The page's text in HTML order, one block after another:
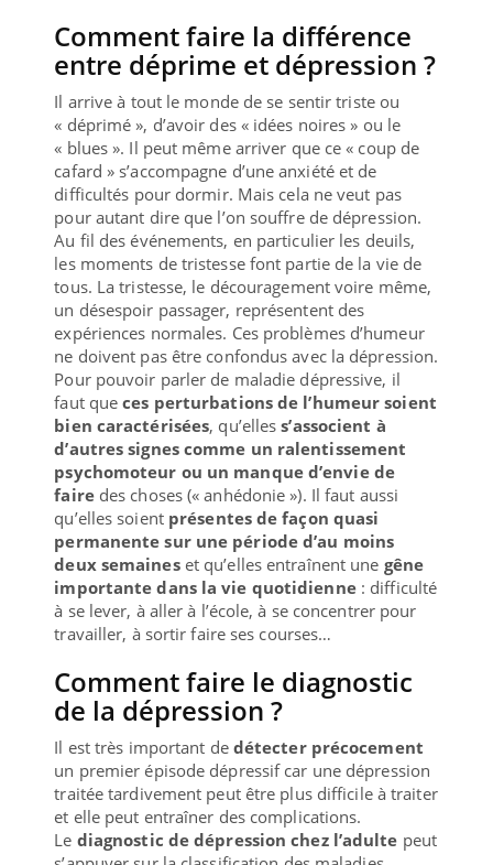
Comment faire la différence
entre déprime et dépression ?
Il arrive à tout le monde de se sentir triste ou
« déprimé », d’avoir des « idées noires » ou le
« blues ». Il peut même arriver que ce « coup de
cafard » s’accompagne d’une anxiété et de
difficultés pour dormir. Mais cela ne veut pas
pour autant dire que l’on souffre de dépression.
Au fil des événements, en particulier les deuils,
les moments de tristesse font partie de la vie de
tous. La tristesse, le découragement voire même,
un désespoir passager, représentent des
expériences normales. Ces problèmes d’humeur
ne doivent pas être confondus avec la dépression.
Pour pouvoir parler de maladie dépressive, il
faut queces perturbations de l’humeur soient
bien caractérisées, qu’elless’associent à
d’autres signes comme un ralentissement
psychomoteur ou un manque d’envie de
fairedes choses (« anhédonie »). Il faut aussi
qu’elles soient présentes de façon quasi
permanente sur une période d’au moins
deux semaineset qu’elles entraînent une gêne
importante dans la vie quotidienne : difficulté
à se lever, à aller à l’école, à se concentrer pour
travailler, à sortir faire ses courses…
Comment faire le diagnostic
de la dépression ?
Il est très important de détecter précocement
un premier épisode dépressif car une dépression
traitée tardivement peut être plus difficile à traiter
et elle peut entraîner des complications.
Le diagnostic de dépression chez l’adulte peut